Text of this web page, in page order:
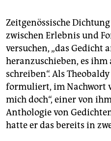
Zeitgenössische
zwischen Erlebnis und
versuchen, „das Gedicht
heranzuschieben, es
schreiben“. Als
formuliert, im Nachwort
mich doch“, einer von
Anthologie von
hatte er das bereits in